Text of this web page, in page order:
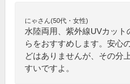
にゃさん(50代・女性)
水陸両用、紫外線UVカッ
らをおすすめします。安心
どはありませんが、その分
すいですよ。